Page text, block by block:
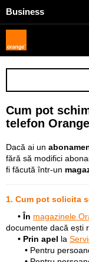
Business
Cum pot
telefon Orange
Dacă ai un
fără să modifici
fi făcută într-un
1. Cum pot solicita
• În magazinele
documente dacă ești
• Prin apel la
• Pentru